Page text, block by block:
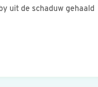
uit de schaduw gehaald